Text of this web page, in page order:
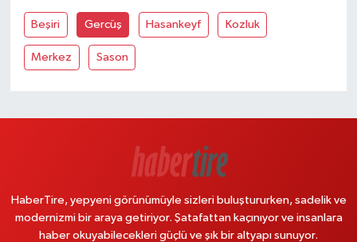
Beşiri Gercüş Hasankeyf Kozluk
Merkez Sason
HaberTire, yepyeni görünümüyle sizleri buluştururken, sadelik ve
modernizmi bir araya getiriyor. Şatafattan kaçınıyor ve insanlara
haber okuyabilecekleri güçlü ve şık bir altyapı sunuyor.